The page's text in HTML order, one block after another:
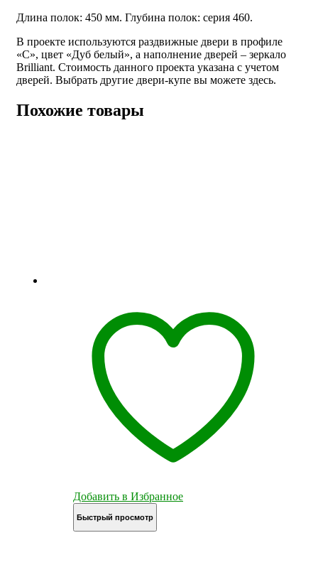
Длина полок: 450 мм. Глубина полок: серия 460.
В проекте используются раздвижные двери в профиле
«С», цвет «Дуб белый», а наполнение дверей – зеркало
Brilliant. Стоимость данного проекта указана с учетом
дверей. Выбрать другие двери-купе вы можете здесь.
Похожие товары
Добавить в Избранное
Быстрый просмотр